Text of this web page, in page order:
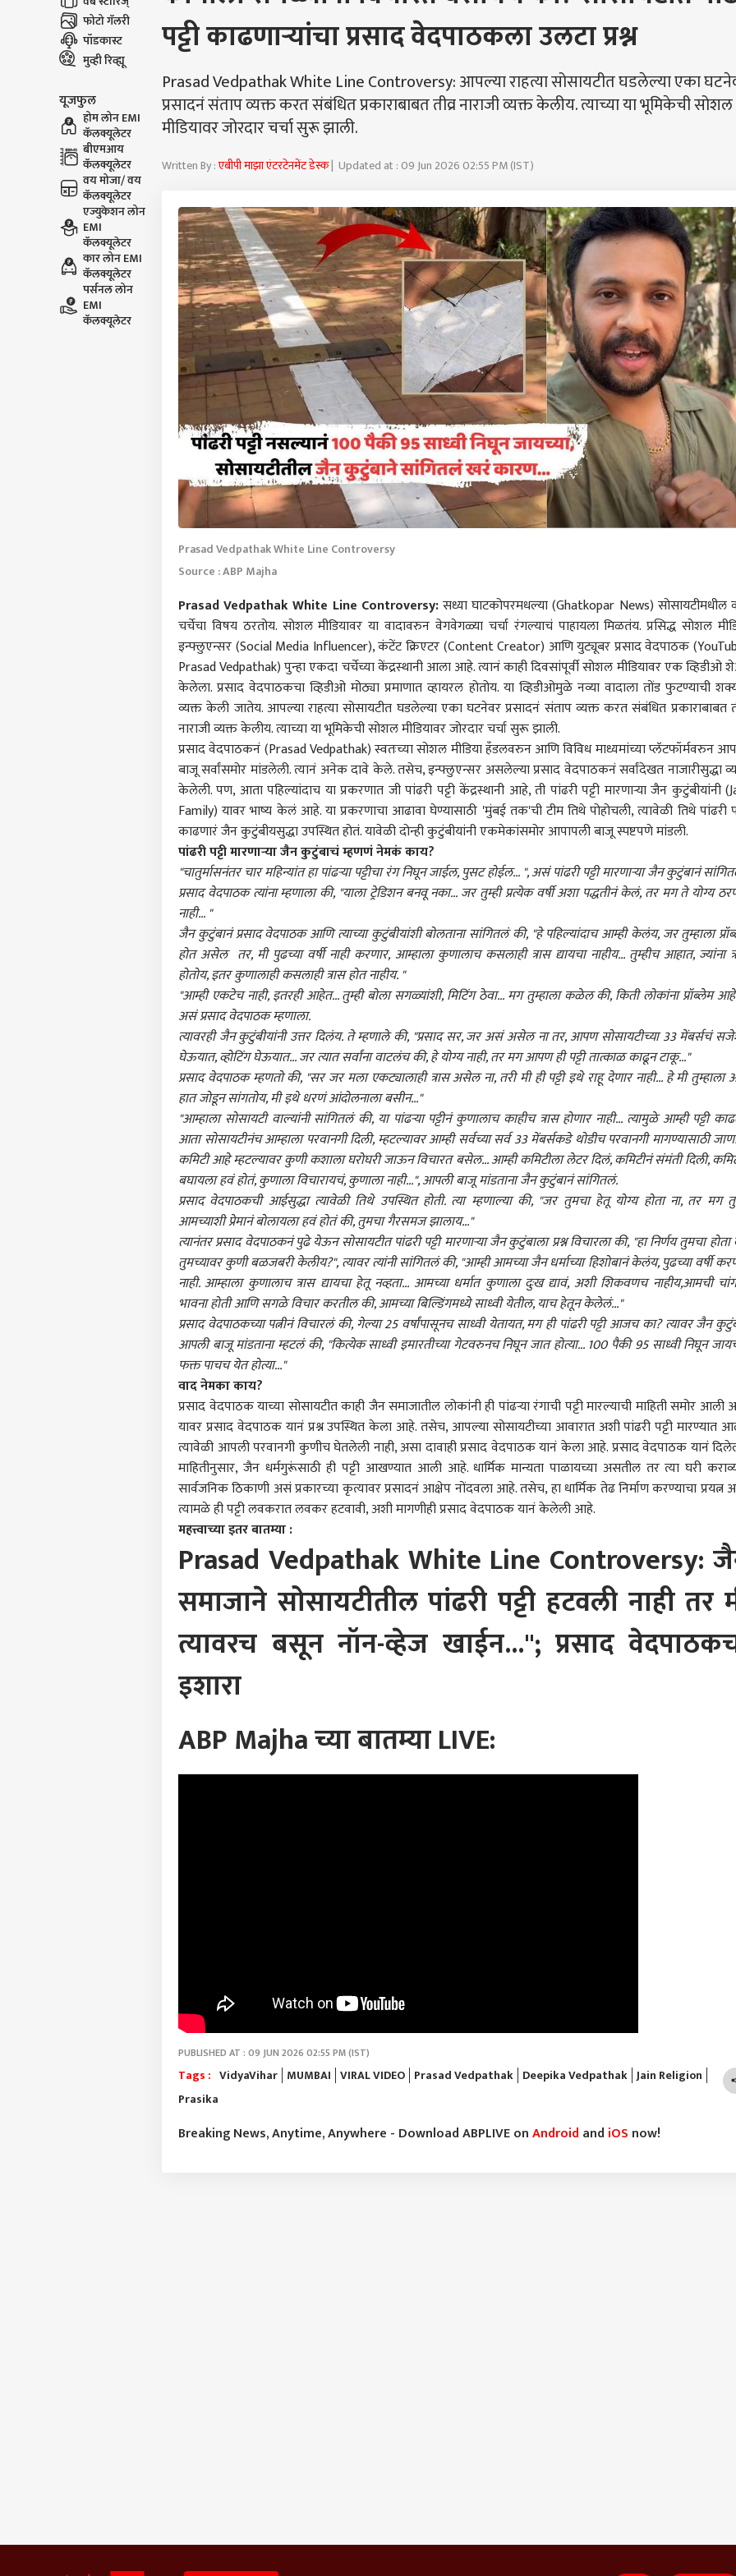
फोटो गॅलरी
पॉडकास्ट
मुव्ही रिव्ह्यू
यूजफुल
होम लोन EMI
कॅलक्यूलेटर
बीएमआय
कॅलक्यूलेटर
वय मोजा/ वय
कॅलक्यूलेटर
एज्युकेशन लोन
EMI
कॅलक्यूलेटर
कार लोन EMI
कॅलक्यूलेटर
पर्सनल लोन
EMI
कॅलक्यूलेटर
पट्टी काढणाऱ्यांचा प्रसाद वेदपाठकला उलटा प्रश्न
Prasad Vedpathak White Line Controversy: आपल्या राहत्या सोसायटीत घडलेल्या एका
प्रसादनं संताप व्यक्त करत संबंधित प्रकाराबाबत तीव्र नाराजी व्यक्त केलीय. त्याच्या या भूमिकेची सोशल
मीडियावर जोरदार चर्चा सुरू झाली.
Written By :एबीपी माझा एंटरटेनमेंट डेस्क| Updated at : 09 Jun 2026 02:55 PM (IST)
Prasad Vedpathak White Line Controversy
Source : ABP Majha
Prasad Vedpathak White Line Controversy:सध्या घाटकोपरमधल्या (Ghatkopar News) सोसायटीमधील
चर्चेचा विषय ठरतोय. सोशल मीडियावर या वादावरुन वेगवेगळ्या चर्चा रंगल्याचं पाहायला मिळतंय. प्रसिद्ध सोशल
इन्फ्लुएन्सर (Social Media Influencer), कंटेंट क्रिएटर (Content Creator) आणि युट्यूबर प्रसाद वेदपाठक
Prasad Vedpathak) पुन्हा एकदा चर्चेच्या केंद्रस्थानी आला आहे. त्यानं काही दिवसांपूर्वी सोशल मीडियावर एक व्हिडीओ
केलेला. प्रसाद वेदपाठकचा व्हिडीओ मोठ्या प्रमाणात व्हायरल होतोय. या व्हिडीओमुळे नव्या वादाला तोंड फुटण्याची
व्यक्त केली जातेय. आपल्या राहत्या सोसायटीत घडलेल्या एका घटनेवर प्रसादनं संताप व्यक्त करत संबंधित प्रकाराबाबत
नाराजी व्यक्त केलीय. त्याच्या या भूमिकेची सोशल मीडियावर जोरदार चर्चा सुरू झाली.
प्रसाद वेदपाठकनं (Prasad Vedpathak) स्वतःच्या सोशल मीडिया हँडलवरुन आणि विविध माध्यमांच्या प्लॅटफॉर्मवरुन
बाजू सर्वांसमोर मांडलेली. त्यानं अनेक दावे केले. तसेच, इन्फ्लुएन्सर असलेल्या प्रसाद वेदपाठकनं सर्वांदेखत नाजारीसुद्धा
केलेली. पण, आता पहिल्यांदाच या प्रकरणात जी पांढरी पट्टी केंद्रस्थानी आहे, ती पांढरी पट्टी मारणाऱ्या जैन कुटुंबीयांनी
Family) यावर भाष्य केलं आहे. या प्रकरणाचा आढावा घेण्यासाठी 'मुंबईतक'ची टीम तिथे पोहोचली, त्यावेळी तिथे पांढरी
काढणारं जैन कुटुंबीयसुद्धा उपस्थित होतं. यावेळी दोन्ही कुटुंबीयांनी एकमेकांसमोर आपापली बाजू स्पष्टपणे मांडली.
पांढरी पट्टी मारणाऱ्या जैन कुटुंबाचं म्हणणं नेमकं काय?
"चातुर्मासनंतर चार महिन्यांत हा पांढऱ्या पट्टीचा रंग निघून जाईल, पुसट होईल... ", असं पांढरी पट्टी मारणाऱ्या जैन कुटुंबानं
प्रसाद वेदपाठक त्यांना म्हणाला की, "याला ट्रेडिशन बनवू नका... जर तुम्ही प्रत्येक वर्षी अशा पद्धतीनं केलं, तर मग ते योग्य
नाही... "
जैन कुटुंबानं प्रसाद वेदपाठक आणि त्याच्या कुटुंबीयांशी बोलताना सांगितलं की, "हे पहिल्यांदाच आम्ही केलंय, जर तुम्हाला
होत असेल तर, मी पुढच्या वर्षी नाही करणार, आम्हाला कुणालाच कसलाही त्रास द्यायचा नाहीय... तुम्हीच आहात, ज्यांना
होतोय, इतर कुणालाही कसलाही त्रास होत नाहीय. "
"आम्ही एकटेच नाही, इतरही आहेत... तुम्ही बोला सगळ्यांशी, मिटिंग ठेवा... मग तुम्हाला कळेल की, किती लोकांना प्रॉब्लेम
असं प्रसाद वेदपाठक म्हणाला.
त्यावरही जैन कुटुंबीयांनी उत्तर दिलंय. ते म्हणाले की, "प्रसाद सर, जर असं असेल ना तर, आपण सोसायटीच्या 33 मेंबर्सचं
घेऊयात, व्होटिंग घेऊयात... जर त्यात सर्वांना वाटलंच की, हे योग्य नाही, तर मग आपण ही पट्टी तात्काळ काढून टाकू..."
प्रसाद वेदपाठक म्हणतो की, "सर जर मला एकट्यालाही त्रास असेल ना, तरी मी ही पट्टी इथे राहू देणार नाही... हे मी
हात जोडून सांगतोय, मी इथे धरणं आंदोलनाला बसीन..."
"आम्हाला सोसायटी वाल्यांनी सांगितलं की, या पांढऱ्या पट्टीनं कुणालाच काहीच त्रास होणार नाही... त्यामुळे आम्ही पट्टी
आता सोसायटीनंच आम्हाला परवानगी दिली, म्हटल्यावर आम्ही सर्वच्या सर्व 33 मेंबर्सकडे थोडीच परवानगी मागण्यासाठी
कमिटी आहे म्हटल्यावर कुणी कशाला घरोघरी जाऊन विचारत बसेल... आम्ही कमिटीला लेटर दिलं, कमिटीनं संमंती दिली,
बघायला हवं होतं, कुणाला विचारायचं, कुणाला नाही...", आपली बाजू मांडताना जैन कुटुंबानं सांगितलं.
प्रसाद वेदपाठकची आईसुद्धा त्यावेळी तिथे उपस्थित होती. त्या म्हणाल्या की, "जर तुमचा हेतू योग्य होता ना, तर मग
आमच्याशी प्रेमानं बोलायला हवं होतं की, तुमचा गैरसमज झालाय..."
त्यानंतर प्रसाद वेदपाठकनं पुढे येऊन सोसायटीत पांढरी पट्टी मारणाऱ्या जैन कुटुंबाला प्रश्न विचारला की, "हा निर्णय तुमचा होता
तुमच्यावर कुणी बळजबरी केलीय?", त्यावर त्यांनी सांगितलं की, "आम्ही आमच्या जैन धर्माच्या हिशोबानं केलंय, पुढच्या वर्षी
नाही. आम्हाला कुणालाच त्रास द्यायचा हेतू नव्हता... आमच्या धर्मात कुणाला दुःख द्यावं, अशी शिकवणच नाहीय,आमची
भावना होती आणि सगळे विचार करतील की, आमच्या बिल्डिंगमध्ये साध्वी येतील, याच हेतून केलेलं..."
प्रसाद वेदपाठकच्या पत्नीनं विचारलं की, गेल्या 25 वर्षांपासूनच साध्वी येतायत, मग ही पांढरी पट्टी आजच का? त्यावर जैन
आपली बाजू मांडताना म्हटलं की, "कित्येक साध्वी इमारतीच्या गेटवरुनच निघून जात होत्या... 100 पैकी 95 साध्वी निघून
फक्त पाचच येत होत्या..."
वाद नेमका काय?
प्रसाद वेदपाठक याच्या सोसायटीत काही जैन समाजातील लोकांनी ही पांढऱ्या रंगाची पट्टी मारल्याची माहिती समोर आली
यावर प्रसाद वेदपाठक यानं प्रश्न उपस्थित केला आहे. तसेच, आपल्या सोसायटीच्या आवारात अशी पांढरी पट्टी मारण्यात
त्यावेळी आपली परवानगी कुणीच घेतलेली नाही, असा दावाही प्रसाद वेदपाठक यानं केला आहे. प्रसाद वेदपाठक यानं
माहितीनुसार, जैन धर्मगुरूंसाठी ही पट्टी आखण्यात आली आहे. धार्मिक मान्यता पाळायच्या असतील तर त्या घरी
सार्वजनिक ठिकाणी असं प्रकारच्या कृत्यावर प्रसादनं आक्षेप नोंदवला आहे. तसेच, हा धार्मिक तेढ निर्माण करण्याचा प्रयत्न
त्यामळे ही पट्टी लवकरात लवकर हटवावी, अशी मागणीही प्रसाद वेदपाठक यानं केलेली आहे.
महत्त्वाच्या इतर बातम्या :
Prasad Vedpathak White Line Controversy:
समाजाने सोसायटीतील पांढरी पट्टी हटवली नाही तर
त्यावरच बसून नॉन-व्हेज खाईन..."; प्रसाद
इशारा
ABP Majha च्या बातम्या LIVE:
PUBLISHED AT : 09 JUN 2026 02:55 PM (IST)
Tags : VidyaVihar MUMBAI VIRAL VIDEO Prasad Vedpathak Deepika Vedpathak Jain Religion
Prasika
Breaking News, Anytime, Anywhere - Download ABPLIVE onAndroid and iOS now!
हॅलो गेस्ट
आमच्यासोबत जाहिरात करा
प्रायव्हसी पॉलिसी
संपर्क साधा
करिअर
फीडबॅक
आमच्याबद्दल
LOGIN
पर्सनल कॉर्नर
टॉप आर्टिकल टॉप रील्स
छत्रपती संभाजीनगर
संभाजीनगरमधील
डेअरीवर एफडीएची धाड,
फोटो
राजकारण
वाल्मिक कराडला नागपूर
कारागृहात पाठवा,
फडणवीसांकडे मागणी
राजकारण
विद्यार्थ्यांचे गुन्हेगार
असल्यानेच अमित शाह तोंड
हल्लाबोल
कर्जदारांना दिलासा...
महागाईचा दबाव कायम, तरी
रेपो दर जैसे थे; आरबीआयची
'वेट अँड वॉच' भूमिका कायम
सुरेश धसांची हात जोडून
अमृता फडणवीसांना विनंती,
साहेबांना तेवढं सांगा;
बीडसाठी केली विशेष मागणी
महाराष्ट्रात ‘ॲनालॉग पनीर’वर
वर्षभराची बंदी, तुकाराम मुंढेंचा
आणखी एक तडाखा; हॉटेल,
रेस्टॉरंट आणि केटरर्सनाही
आता